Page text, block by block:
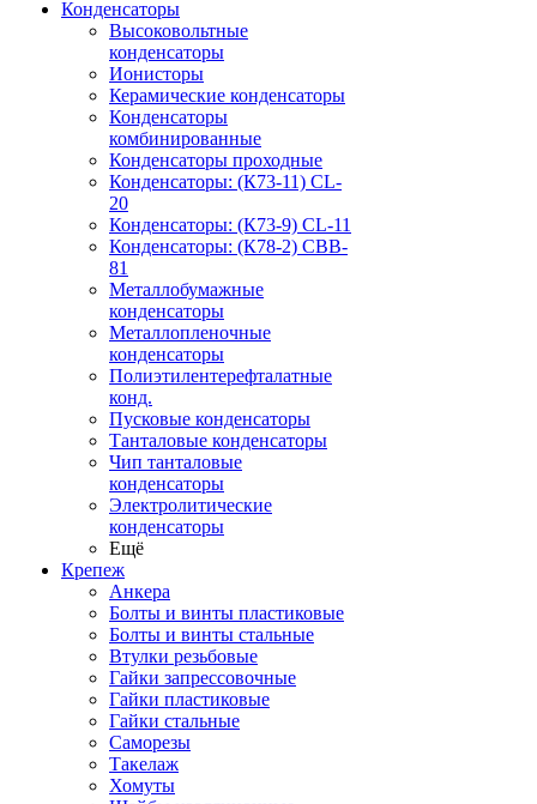
Конденсаторы
Высоковольтные
конденсаторы
Ионисторы
Керамические конденсаторы
Конденсаторы
комбинированные
Конденсаторы проходные
Конденсаторы: (К73-11) CL-
20
Конденсаторы: (К73-9) CL-11
Конденсаторы: (К78-2) CBB-
81
Металлобумажные
конденсаторы
Металлопленочные
конденсаторы
Полиэтилентерефталатные
конд.
Пусковые конденсаторы
Танталовые конденсаторы
Чип танталовые
конденсаторы
Электролитические
конденсаторы
Ещё
Крепеж
Анкера
Болты и винты пластиковые
Болты и винты стальные
Втулки резьбовые
Гайки запрессовочные
Гайки пластиковые
Гайки стальные
Саморезы
Такелаж
Хомуты